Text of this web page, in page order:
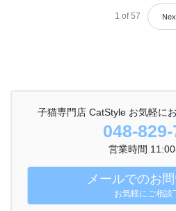
1 of 57
子猫専門店 CatStyle お気軽に
048-
営業時間
メールでのお
お気軽にご相談